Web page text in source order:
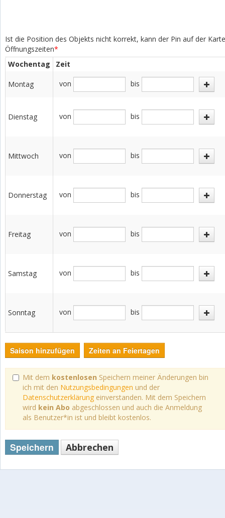
Ist die Position des Objekts nicht korrekt, kann der Pin auf der
Öffnungszeiten*
Wochentag
Zeit
Montag von bis
Dienstag von bis
Mittwoch von bis
Donnerstag von bis
Freitag von bis
Samstag von bis
Sonntag von bis
Saison hinzufügen Zeiten an Feiertagen
Mit dem kostenlosen Speichern meiner Änderungen bin
ich mit den Nutzungsbedingungen und der
Datenschutzerklärungeinverstanden. Mit dem Speichern
wird kein Abo abgeschlossen und auch die Anmeldung
als Benutzer*in ist und bleibt kostenlos.
Speichern Abbrechen